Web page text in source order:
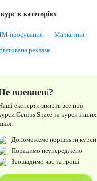
в категоріях
просування Маркетинг
реклама
впевнені?
експерти знають все про
Genius Space та курси інших
Допоможемо порівняти курси
Порадимо неупереджено
Заощадимо час та гроші